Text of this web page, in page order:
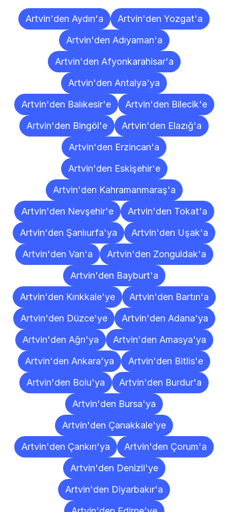
Artvin'den Aydın'a
Artvin'den Yozgat'a
Artvin'den Adıyaman'a
Artvin'den Afyonkarahisar'a
Artvin'den Antalya'ya
Artvin'den Balıkesir'e
Artvin'den Bilecik'e
Artvin'den Bingöl'e
Artvin'den Elazığ'a
Artvin'den Erzincan'a
Artvin'den Eskişehir'e
Artvin'den Kahramanmaraş'a
Artvin'den Nevşehir'e
Artvin'den Tokat'a
Artvin'den Şanlıurfa'ya
Artvin'den Uşak'a
Artvin'den Van'a
Artvin'den Zonguldak'a
Artvin'den Bayburt'a
Artvin'den Kırıkkale'ye
Artvin'den Bartın'a
Artvin'den Düzce'ye
Artvin'den Adana'ya
Artvin'den Ağrı'ya
Artvin'den Amasya'ya
Artvin'den Ankara'ya
Artvin'den Bitlis'e
Artvin'den Bolu'ya
Artvin'den Burdur'a
Artvin'den Bursa'ya
Artvin'den Çanakkale'ye
Artvin'den Çankırı'ya
Artvin'den Çorum'a
Artvin'den Denizli'ye
Artvin'den Diyarbakır'a